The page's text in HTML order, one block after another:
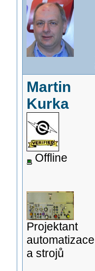
Martin
Kurka
Offline
Projektant
automatizace
a strojů